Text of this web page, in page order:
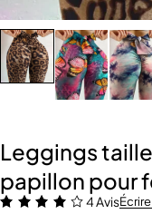
Leggings
papillon pour
4 Avis